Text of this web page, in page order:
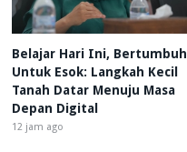
Belajar Hari Ini, Bertumbuh
Untuk Esok: Langkah Kecil
Tanah Datar Menuju Masa
Depan Digital
12 jam ago